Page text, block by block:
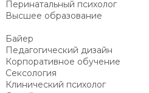
Перинатальный психолог
Высшее образование
Байер
Педагогический дизайн
Корпоративное обучение
Сексология
Клинический психолог